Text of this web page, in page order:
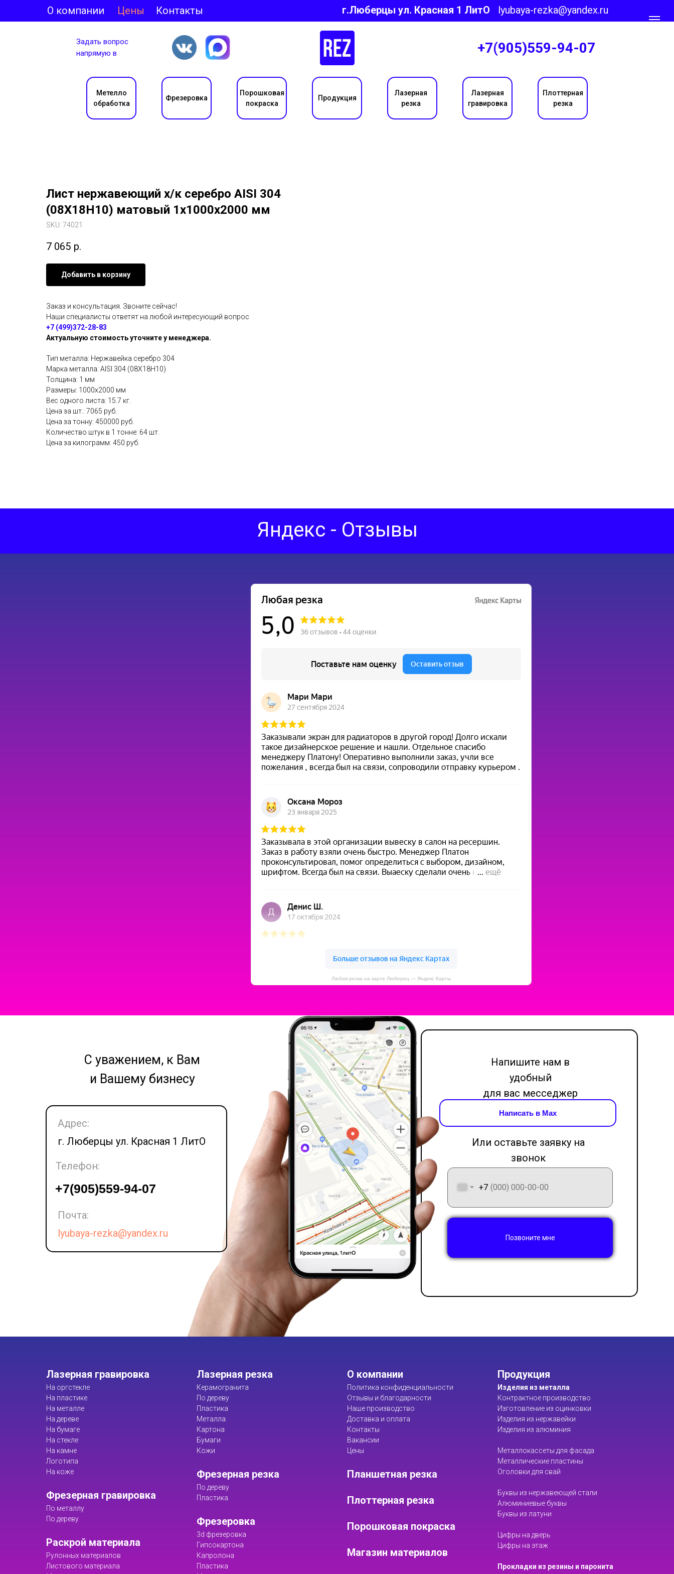
г.Люберцы ул. Красная 1 ЛитО lyubaya-rezka@yandex.ru
О компании Цены Контакты
+7(905)559-94-07
Задать вопрос
напрямую в
Метелло
обработка
Фрезеровка
Порошковая
покраска
Продукция
Лазерная
резка
Лазерная
гравировка
Плоттерная
резка
Лист нержавеющий х/к серебро AISI 304
(08Х18Н10) матовый 1х1000х2000 мм
SKU: 74021
7 065 р.
Добавить в корзину
Заказ и консультация. Звоните сейчас!
Наши специалисты ответят на любой интересующий вопрос
+7 (499)372-28-83
Актуальную стоимость уточните у менеджера.
Тип металла: Нержавейка серебро 304
Марка металла: AISI 304 (08Х18Н10)
Толщина: 1 мм
Размеры: 1000х2000 мм
Вес одного листа: 15.7 кг.
Цена за шт.: 7065 руб.
Цена за тонну: 450000 руб.
Количество штук в 1 тонне: 64 шт.
Цена за килограмм: 450 руб.
Яндекс - Отзывы
Любая резка на карте Люберец — Яндекс Карты
LET'S GO!
+7
Позвоните мне
Напишите нам в
удобный
для вас месседжер
Написать в Max
Или оставьте заявку на
звонок
С уважением, к Вам
и Вашему бизнесу
Адрес:
г. Люберцы ул. Красная 1 ЛитО
Телефон:
Почта:
lyubaya-rezka@yandex.ru
+7(905)559-94-07
Лазерная гравировка
На оргстекле
На пластике
На металле
На дереве
На бумаге
На стекле
На камне
Логотипа
На коже
Фрезерная гравировка
По металлу
По дереву
Раскрой материала
Рулонных материалов
Листового материала
Лазерная резка
Керамогранита
По дереву
Пластика
Металла
Картона
Бумаги
Кожи
Фрезерная резка
По дереву
Пластика
Фрезеровка
3d фрезеровка
Гипсокартона
Капролона
Пластика
О компании
Политика конфиденциальности
Отзывы и благодарности
Наше производство
Доставка и оплата
Контакты
Вакансии
Цены
Планшетная резка
Плоттерная резка
Порошковая покраска
Магазин материалов
Продукция
Изделия из металла
Контрактное производство
Изготовление из оцинковки
Изделия из нержавейки
Изделия из алюминия
Металлокассеты для фасада
Металлические пластины
Оголовки для свай
Буквы из нержавеющей стали
Алюминиевые буквы
Буквы из латуни
Цифры на дверь
Цифры на этаж
Прокладки из резины и паронита